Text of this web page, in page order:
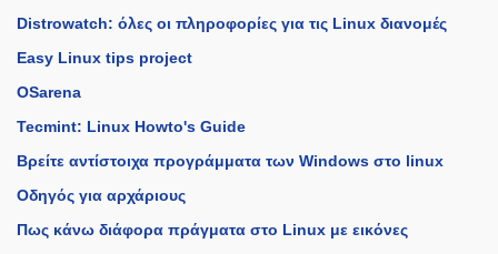
Distrowatch: όλες οι πληροφορίες για τις Linux διανομές
Easy Linux tips project
OSarena
Tecmint: Linux Howto's Guide
Βρείτε αντίστοιχα προγράμματα των Windows στο linux
Οδηγός για αρχάριους
Πως κάνω διάφορα πράγματα στο Linux με εικόνες